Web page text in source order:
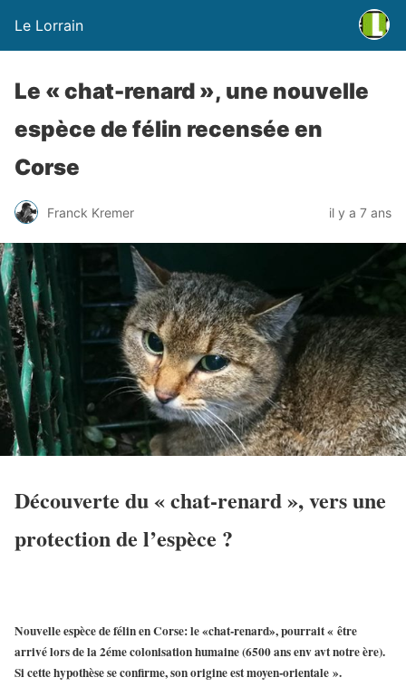
Le Lorrain
Le « chat-renard », une nouvelle
espèce de félin recensée en
Corse
Franck Kremer il y a 7 ans
Découverte du « chat-renard », vers une
protection de l’espèce ?
Nouvelle espèce de félin en Corse: le «chat-renard», pourrait « être
arrivé lors de la 2éme colonisation humaine (6500 ans env avt notre ère).
Si cette hypothèse se confirme, son origine est moyen-orientale ».